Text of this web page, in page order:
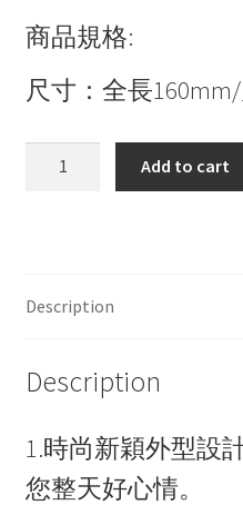
商品規格:
尺寸：全長
quantity
Add to cart
Description
Description
1.時尚新穎外型設
您整天好心情。